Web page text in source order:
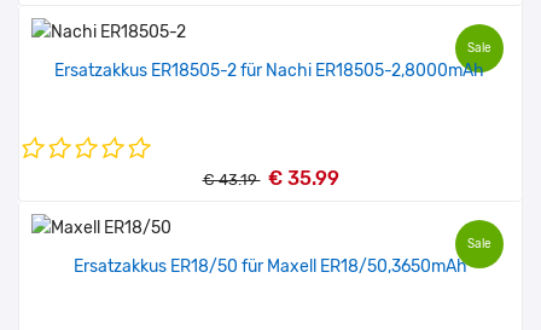
Sale
Ersatzakkus ER18505-2 für Nachi ER18505-2,8000mAh
€ 43.19 € 35.99
Sale
Ersatzakkus ER18/50 für Maxell ER18/50,3650mAh